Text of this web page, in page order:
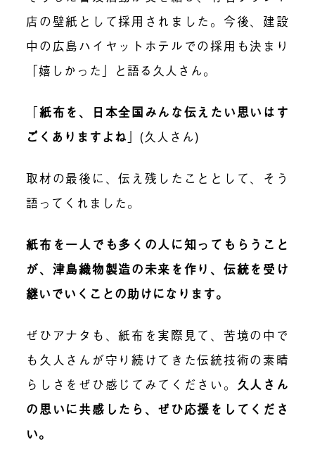
店の壁紙として採用されました。今後、建設
中の広島ハイヤットホテルでの採用も決まり
「嬉しかった」と語る久人さん。
「紙布を、日本全国みんな伝えたい思いはす
ごくありますよね 」 (久人さん)
取材の最後に、伝え残したこととして、そう
語ってくれました。
紙布を一人でも多くの人に知ってもらうこと
が、津島織物製造の未来を作り、伝統を受け
継いでいくことの助けになります。
ぜひアナタも、紙布を実際見て、苦境の中で
も久人さんが守り続けてきた伝統技術の素晴
らしさをぜひ感じてみてください。 久人さん
の思いに共感したら、ぜひ応援をしてくださ
い。